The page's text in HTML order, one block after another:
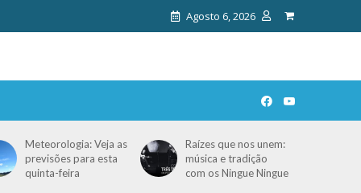
Agosto 6, 2026
Meteorologia: Veja as
previsões para esta
quinta-feira
Raízes que nos unem:
música e tradição
com os Ningue Ningue